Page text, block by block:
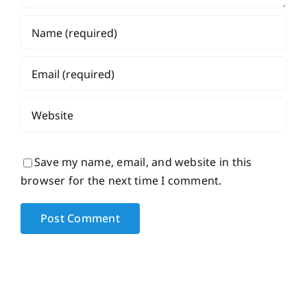
Save my name, email, and website in this
browser for the next time I comment.